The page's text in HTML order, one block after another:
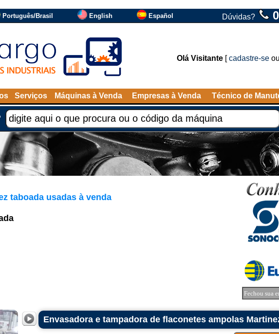
Português/Brasil English Español Dúvidas?
Olá Visitante [cadastre-se ou
Serviços Máquinas à Venda Empresas à Venda Técnico de
taboada usadas à venda
Fechou sua
Envasadora e tampadora de flaconetes ampolas